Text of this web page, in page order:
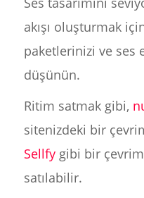
akışı oluşturmak
paketlerinizi ve ses
düşünün.
Ritim satmak gibi,
sitenizdeki bir
Sellfygibi bir
satılabilir.